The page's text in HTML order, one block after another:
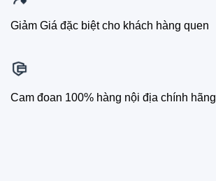
Giảm Giá đặc biệt cho khách hàng quen
Cam đoan 100% hàng nội địa chính hãng